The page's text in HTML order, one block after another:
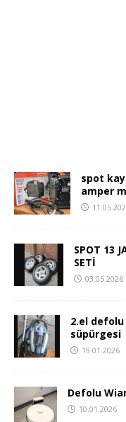
spot
amper
SPOT 13
SETİ
03.05.2026
2.el
süpürgesi
19.01.2026
Defolu
10.01.2026